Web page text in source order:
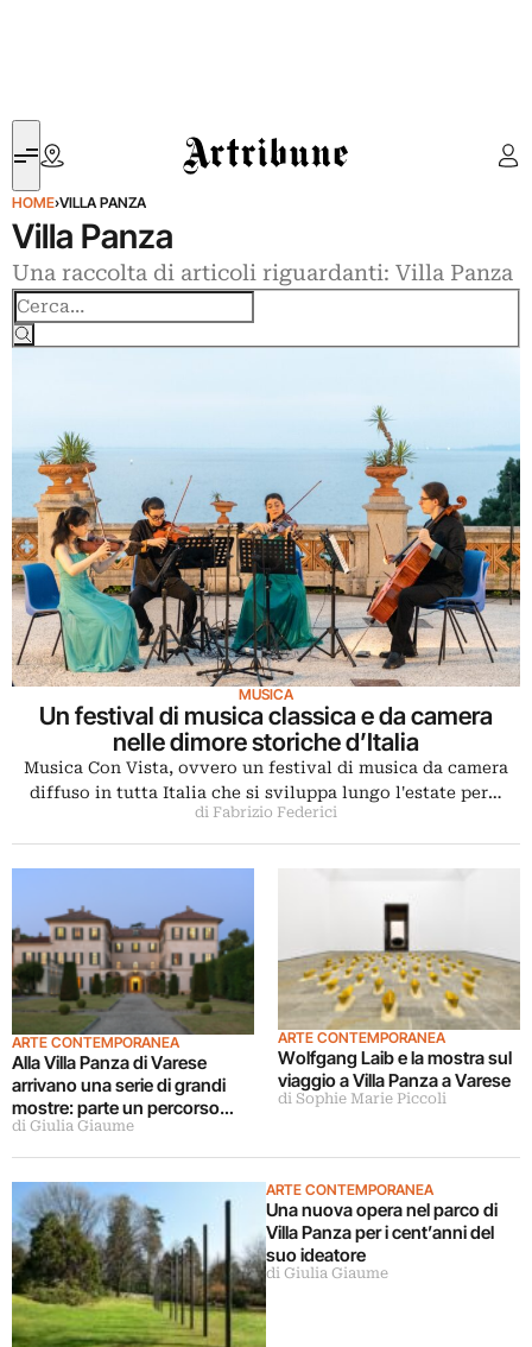
Artribune
HOME›VILLA PANZA
Villa Panza
Una raccolta di articoli riguardanti: Villa Panza
MUSICA
Un festival di musica classica e da camera
nelle dimore storiche d’Italia
Musica Con Vista, ovvero un festival di musica da camera
diffuso in tutta Italia che si sviluppa lungo l'estate per…
di Fabrizio Federici
ARTE CONTEMPORANEA
Alla Villa Panza di Varese
arrivano una serie di grandi
mostre: parte un percorso
dedicato al tempo
di Giulia Giaume
ARTE CONTEMPORANEA
Wolfgang Laib e la mostra sul
viaggio a Villa Panza a Varese
di Sophie Marie Piccoli
ARTE CONTEMPORANEA
Una nuova opera nel parco di
Villa Panza per i cent’anni del
suo ideatore
di Giulia Giaume